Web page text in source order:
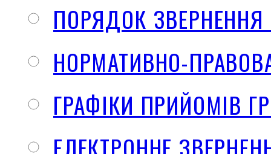
ПОРЯДОК
НОРМАТИВНО-
ГРАФІКИ ПРИЙОМІВ